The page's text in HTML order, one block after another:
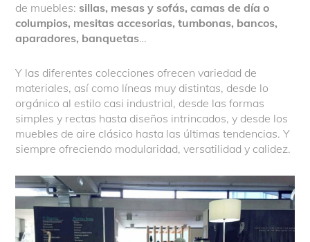
de muebles:sillas, mesas y sofás, camas de día o
columpios, mesitas accesorias, tumbonas, bancos,
aparadores, banquetas…
Y las diferentes colecciones ofrecen variedad de
materiales, así como líneas muy distintas, desde lo
orgánico al estilo casi industrial, desde las formas
simples y rectas hasta diseños intrincados, y desde los
muebles de aire clásico hasta las últimas tendencias. Y
siempre ofreciendo modularidad, versatilidad y calidez.